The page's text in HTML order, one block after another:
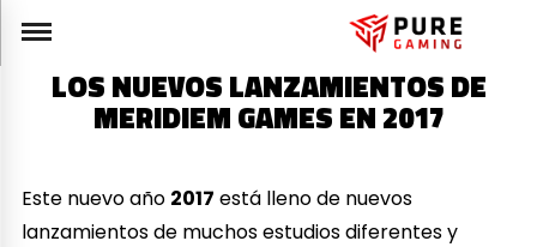
LOS NUEVOS LANZAMIENTOS DE
MERIDIEM GAMES EN 2017
Este nuevo año 2017 está lleno de nuevos
lanzamientos de muchos estudios diferentes y